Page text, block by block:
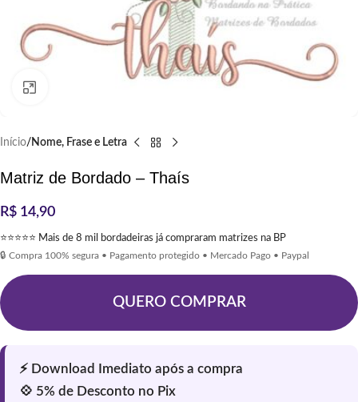
Início Nome, Frase e Letra
Matriz de Bordado – Thaís
R$ 14,90
⭐⭐⭐⭐⭐ Mais de 8 mil bordadeiras já compraram matrizes na BP
🔒 Compra 100% segura • Pagamento protegido • Mercado Pago • Paypal
QUERO COMPRAR